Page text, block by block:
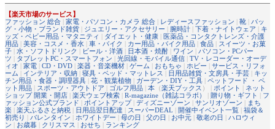
【楽天市場のサービス】
ファッション 総合
家電・パソコン・カメラ 総合 レディースファッション 靴
バッ
グ・小物・ブランド雑貨
ジュエリー・アクセサリー 腕時計 下着・ナイトウェア
キ
ッズ・ベビー用品・マタニティ
ダイエット・健康
医薬品・コンタクトレンズ・介護
用品
美容・コスメ・香水 車・バイク カー用品・バイク用品 食品
スイーツ・お菓
子
水・ソフトドリンク ビール・洋酒 日本酒・焼酎 ワイン
パソコン・PCパー
ツ
タブレットPC・スマートフォン 光回線・モバイル通信
TV・レコーダー・オーデ
ィオ
家電 CD・DVD 楽器・音楽機材 ゲーム おもちゃ ホビー
サービス・リフォ
ーム
インテリア・収納 寝具・ベッド・マットレス 日用品雑貨・文房具・手芸
キッ
チン用品・食器・調理器具
花・観葉植物 ガーデン・DIY・工具
ペットフード ・ ペ
ット用品
スポーツ・アウトドア ゴルフ用品 本 （楽天ブックス ） | ポイント
ネット
ショップ 開業・開店
楽天ウェブ検索 R-magazine（雑誌コラボ） 贈り物・ギフト
フ
ァッション公式ブランド
ポイントアップ ディズニーゾーン サンリオゾーン
まち
楽
楽天ふるさと納税 日用品翌日配達 スーパーDEAL 開催中イベント一覧
福袋＆
初売り
バレンタイン ホワイトデー 母の日 父の日 お中元 敬老の日
ハロウィ
ン
お歳暮 クリスマス おせち ランキング